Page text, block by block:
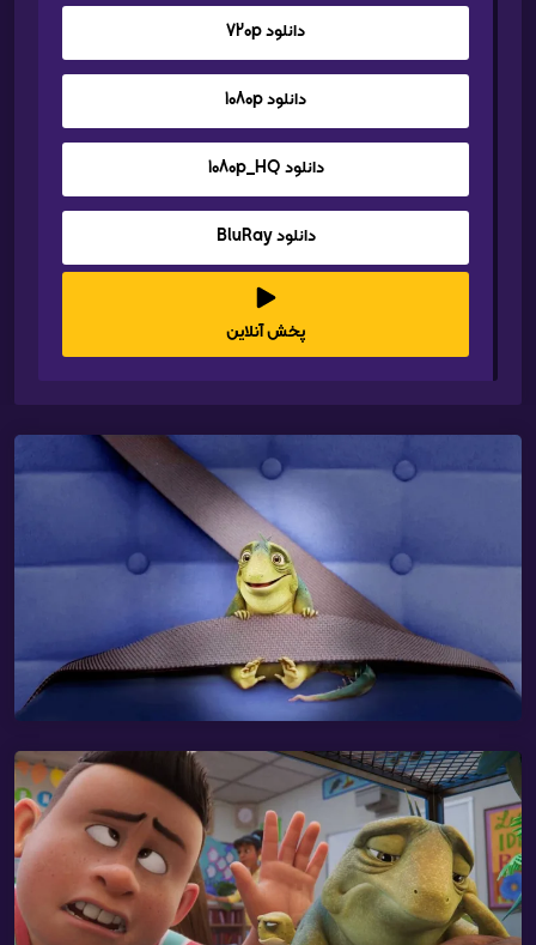
دانلود 720p
دانلود 1080p
دانلود 1080p_HQ
دانلود BluRay
پخش آنلاین